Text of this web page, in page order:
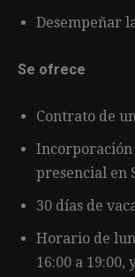
Desempeñar
Se ofrece
Contrato de
Incorporación
presencial en
30 días de
Horario de
16:00 a 19:00,